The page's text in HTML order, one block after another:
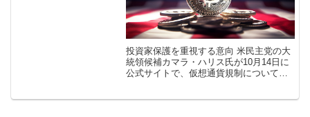
投資家保護を重視する意向 米民主党の大
統領候補カマラ・ハリス氏が10月14日に
公式サイトで、仮想通貨規制について言